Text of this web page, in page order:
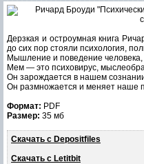
Дерзкая и остроумная книга
до сих пор стояли психология,
Мышление и поведение
Мем — это психовирус,
Он зарождается в нашем
Он размножается и меняет наше
Формат: PDF
Размер: 35 мб
Скачать с Depositfiles
Скачать с Letitbit